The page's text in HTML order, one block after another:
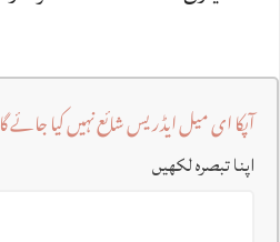
آپکا ای میل ایڈریس شائع نہیں کیا جائے گا
اپنا تبصرہ لکھیں